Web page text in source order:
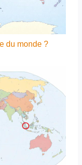
du monde ?